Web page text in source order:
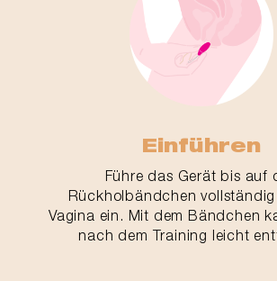
Einführen
Führe das Gerät bis auf
Rückholbändchen vollständig
Vagina ein. Mit dem Bändchen
nach dem Training leicht